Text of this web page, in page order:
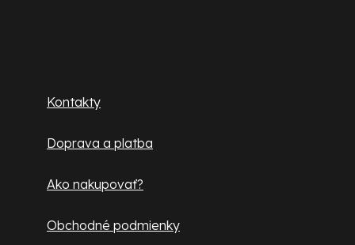
Kontakty
Doprava a platba
Ako nakupovať?
Obchodné podmienky